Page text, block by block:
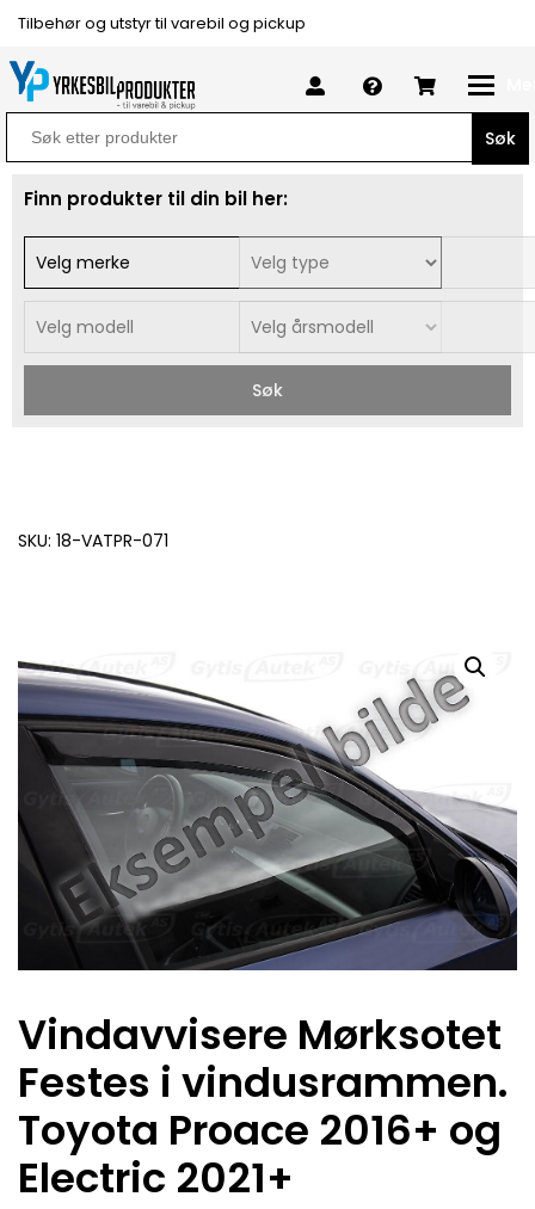
Tilbehør og utstyr til varebil og pickup
Search
for:
Finn produkter til din bil her:
Søk
SKU: 18-VATPR-071
Vindavvisere Mørksotet
Festes i vindusrammen.
Toyota Proace 2016+ og
Electric 2021+